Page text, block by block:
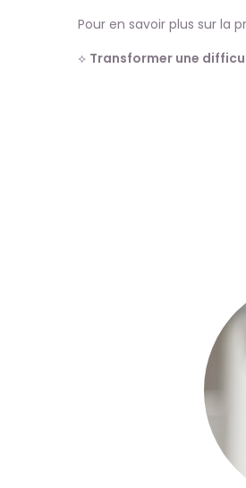
Pour en savoir plus sur la
⟡ Transformer une